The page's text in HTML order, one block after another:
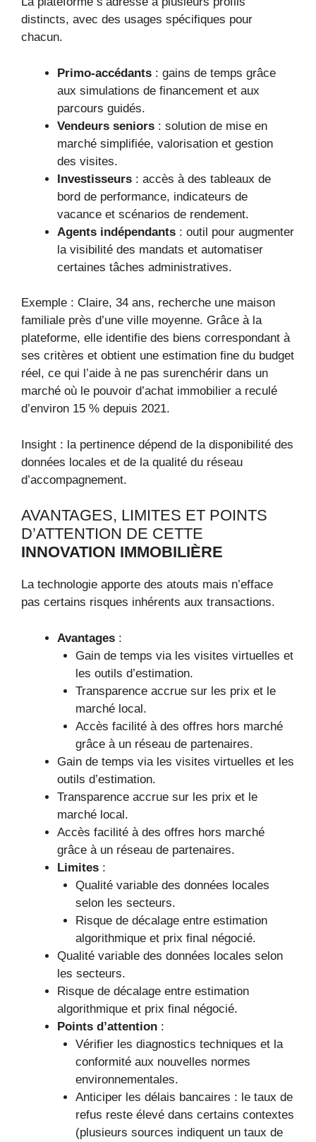
distincts, avec des usages spécifiques pour
chacun.
Primo-accédants : gains de temps grâce
aux simulations de financement et aux
parcours guidés.
Vendeurs seniors : solution de mise en
marché simplifiée, valorisation et gestion
des visites.
Investisseurs : accès à des tableaux de
bord de performance, indicateurs de
vacance et scénarios de rendement.
Agents indépendants : outil pour augmenter
la visibilité des mandats et automatiser
certaines tâches administratives.
Exemple : Claire, 34 ans, recherche une maison
familiale près d’une ville moyenne. Grâce à la
plateforme, elle identifie des biens correspondant à
ses critères et obtient une estimation fine du budget
réel, ce qui l’aide à ne pas surenchérir dans un
marché où le pouvoir d’achat immobilier a reculé
d’environ 15 % depuis 2021.
Insight : la pertinence dépend de la disponibilité des
données locales et de la qualité du réseau
d’accompagnement.
AVANTAGES, LIMITES ET POINTS
D’ATTENTION DE CETTE
INNOVATION IMMOBILIÈRE
La technologie apporte des atouts mais n’efface
pas certains risques inhérents aux transactions.
Avantages :
Gain de temps via les visites virtuelles et
les outils d’estimation.
Transparence accrue sur les prix et le
marché local.
Accès facilité à des offres hors marché
grâce à un réseau de partenaires.
Gain de temps via les visites virtuelles et les
outils d’estimation.
Transparence accrue sur les prix et le
marché local.
Accès facilité à des offres hors marché
grâce à un réseau de partenaires.
Limites :
Qualité variable des données locales
selon les secteurs.
Risque de décalage entre estimation
algorithmique et prix final négocié.
Qualité variable des données locales selon
les secteurs.
Risque de décalage entre estimation
algorithmique et prix final négocié.
Points d’attention :
Vérifier les diagnostics techniques et la
conformité aux nouvelles normes
environnementales.
Anticiper les délais bancaires : le taux de
refus reste élevé dans certains contextes
(plusieurs sources indiquent un taux de